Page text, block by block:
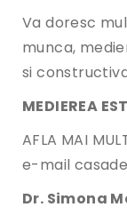
Va doresc
munca,
si
MEDIEREA
AFLA MAI
e-mail
Dr. Simona